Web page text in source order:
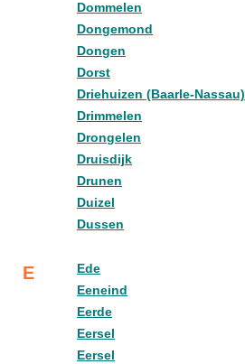
Dommelen
Dongemond
Dongen
Dorst
Driehuizen (Baarle-Nassau)
Drimmelen
Drongelen
Druisdijk
Drunen
Duizel
Dussen
E
Ede
Eeneind
Eerde
Eersel
Eersel